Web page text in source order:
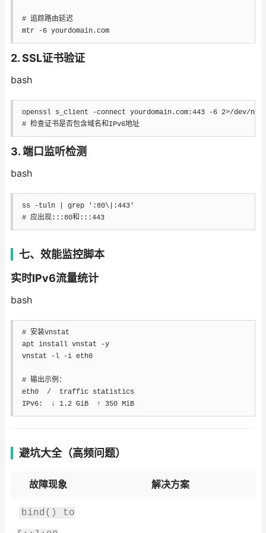
# 追踪路由延迟
mtr
-6 yourdomain.com
2. SSL证书验证
bash
openssl s_client -connect yourdomain.com:443 -6 2>/dev/
# 检查证书是否包含域名和IPv6地址
3. 端口监听检测
bash
ss -tuln grep
':80\|:443'
# 应出现:::80和:::443
七、效能监控脚本
实时IPv6流量统计
bash
# 安装vnstat
apt install vnstat
-y
vnstat
-l -i eth0
# 输出示例：
eth0  /  traffic statistics
IPv6:  ↓ 1.2 GiB  ↑ 350 MiB
避坑大全（高频问题）
故障现象 解决方案
bind() to